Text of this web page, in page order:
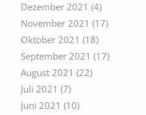
Dezember 2021 (4)
November 2021 (17)
Oktober 2021 (18)
September 2021 (17)
August 2021 (22)
Juli 2021 (7)
Juni 2021 (10)